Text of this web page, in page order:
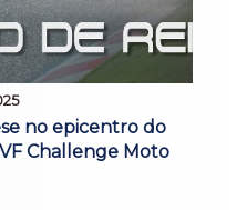
no epicentro do
Challenge Moto